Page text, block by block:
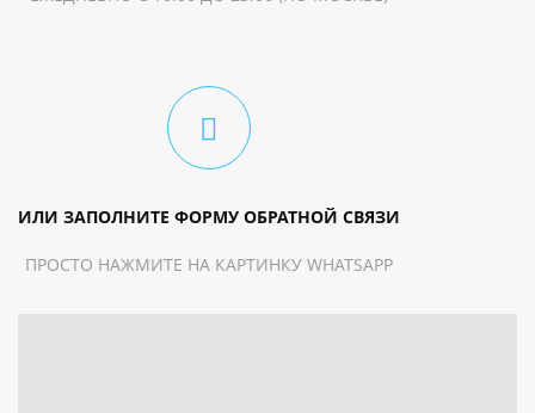
ИЛИ ЗАПОЛНИТЕ ФОРМУ ОБРАТНОЙ СВЯЗИ
ПРОСТО НАЖМИТЕ НА КАРТИНКУ WHATSAPP